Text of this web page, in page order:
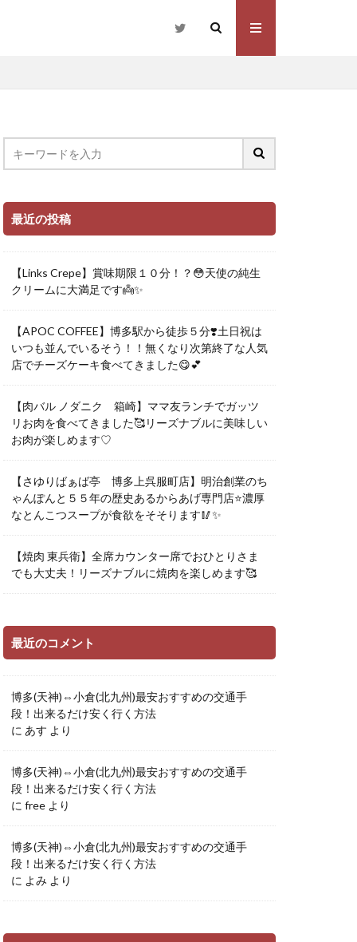
最近の投稿
【Links Crepe】賞味期限１０分！？😳天使の純生
クリームに大満足です👼✨
【APOC COFFEE】博多駅から徒歩５分❣️土日祝は
いつも並んでいるそう！！無くなり次第終了な人気
店でチーズケーキ食べてきました😋💕
【肉バル ノダニク 箱崎】ママ友ランチでガッツ
リお肉を食べてきました🥰リーズナブルに美味しい
お肉が楽しめます♡
【さゆりばぁば亭 博多上呉服町店】明治創業のち
ゃんぽんと５５年の歴史あるからあげ専門店⭐️濃厚
なとんこつスープが食欲をそそります🥢✨
【焼肉 東兵衛】全席カウンター席でおひとりさま
でも大丈夫！リーズナブルに焼肉を楽しめます🥰
最近のコメント
博多(天神)⇔小倉(北九州)最安おすすめの交通手
段！出来るだけ安く行く方法
に あす より
博多(天神)⇔小倉(北九州)最安おすすめの交通手
段！出来るだけ安く行く方法
に free より
博多(天神)⇔小倉(北九州)最安おすすめの交通手
段！出来るだけ安く行く方法
に よみ より